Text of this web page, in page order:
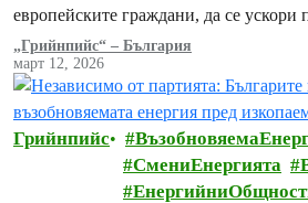
европейските граждани, да се ускори
енергия и да се предложат…
„Грийнпийс“ – България
март 12, 2026
Грийнпийс
СмениЕнергията